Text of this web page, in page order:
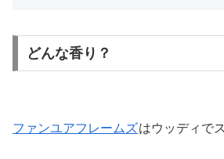
どんな香り？
ファンユアフレームズはウッディで